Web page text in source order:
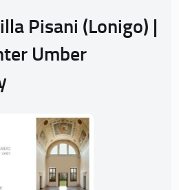
Pisani (Lonigo) |
Umber